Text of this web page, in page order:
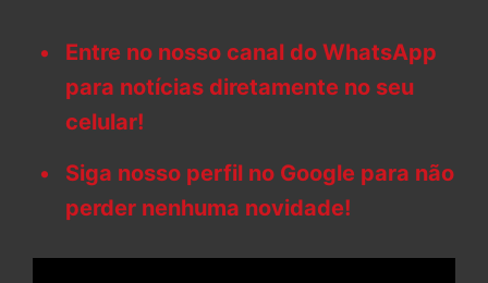
Entre no nosso canal do WhatsApp
para notícias diretamente no seu
celular!
Siga nosso perfil no Google para não
perder nenhuma novidade!